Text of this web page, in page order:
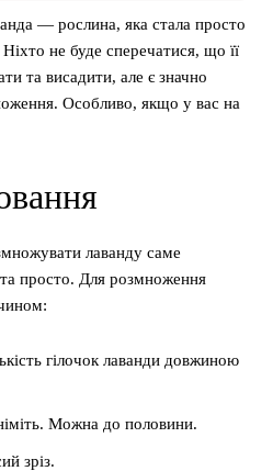
— рослина, яка стала просто
не буде сперечатися, що її
та висадити, але є значно
Особливо, якщо у вас на
лаванду саме
просто. Для розмноження
гілочок лаванди довжиною
Можна до половини.
зріз.